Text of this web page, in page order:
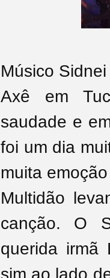
Músico
Axê em
saudade e
foi um dia
muita
Multidão
canção. O
querida irmã